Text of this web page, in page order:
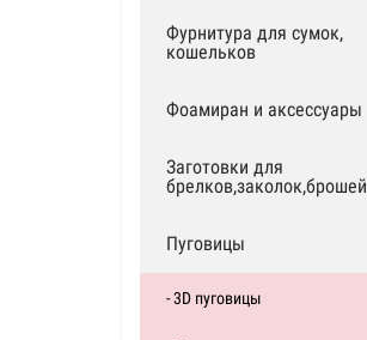
Фурнитура для сумок,
кошельков
Фоамиран и аксессуары
Заготовки для
брелков,заколок,брошей
Пуговицы
- 3D пуговицы